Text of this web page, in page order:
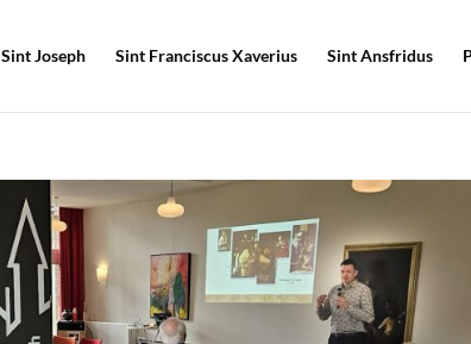
Sint Joseph Sint Franciscus Xaverius Sint Ansfridus